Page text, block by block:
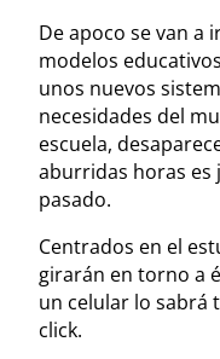
De apoco se van a
modelos
unos nuevos
necesidades del
escuela,
aburridas horas es
pasado.
Centrados en el
girarán en torno a
un celular lo sabrá
click.